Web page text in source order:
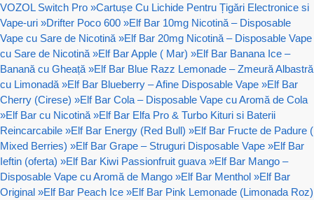
VOZOL Switch Pro »Cartușe Cu Lichide Pentru Țigări Electronice si
Vape-uri »Drifter Poco 600 »Elf Bar 10mg Nicotină – Disposable
Vape cu Sare de Nicotină »Elf Bar 20mg Nicotină – Disposable Vape
cu Sare de Nicotină »Elf Bar Apple ( Mar) »Elf Bar Banana Ice –
Banană cu Gheață »Elf Bar Blue Razz Lemonade – Zmeură Albastră
cu Limonadă »Elf Bar Blueberry – Afine Disposable Vape »Elf Bar
Cherry (Cirese) »Elf Bar Cola – Disposable Vape cu Aromă de Cola
»Elf Bar cu Nicotină »Elf Bar Elfa Pro & Turbo Kituri si Baterii
Reincarcabile »Elf Bar Energy (Red Bull) »Elf Bar Fructe de Padure (
Mixed Berries) »Elf Bar Grape – Struguri Disposable Vape »Elf Bar
Ieftin (oferta) »Elf Bar Kiwi Passionfruit guava »Elf Bar Mango –
Disposable Vape cu Aromă de Mango »Elf Bar Menthol »Elf Bar
Original »Elf Bar Peach Ice »Elf Bar Pink Lemonade (Limonada Roz)